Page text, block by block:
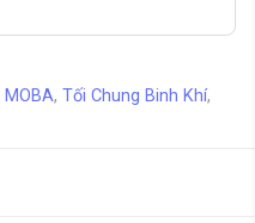
MOBA, Tối Chung Binh Khí,